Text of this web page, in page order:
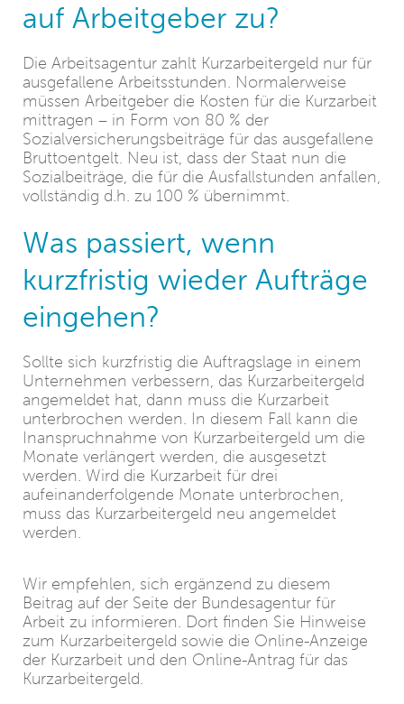
auf Arbeitgeber zu?
Die Arbeitsagentur zahlt Kurzarbeitergeld nur für
ausgefallene Arbeitsstunden. Normalerweise
müssen Arbeitgeber die Kosten für die Kurzarbeit
mittragen – in Form von 80 % der
Sozialversicherungsbeiträge für das ausgefallene
Bruttoentgelt. Neu ist, dass der Staat nun die
Sozialbeiträge, die für die Ausfallstunden anfallen,
vollständig d.h. zu 100 % übernimmt.
Was passiert, wenn
kurzfristig wieder Aufträge
eingehen?
Sollte sich kurzfristig die Auftragslage in einem
Unternehmen verbessern, das Kurzarbeitergeld
angemeldet hat, dann muss die Kurzarbeit
unterbrochen werden. In diesem Fall kann die
Inanspruchnahme von Kurzarbeitergeld um die
Monate verlängert werden, die ausgesetzt
werden. Wird die Kurzarbeit für drei
aufeinanderfolgende Monate unterbrochen,
muss das Kurzarbeitergeld neu angemeldet
werden.
Wir empfehlen, sich ergänzend zu diesem
Beitrag auf der Seite der Bundesagentur für
Arbeit zu informieren. Dort finden Sie Hinweise
zum Kurzarbeitergeld sowie die Online-Anzeige
der Kurzarbeit und den Online-Antrag für das
Kurzarbeitergeld.